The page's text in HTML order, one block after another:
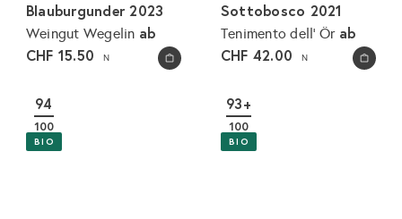
In den Warenkorb legen
Blauburgunder 2023
Weingut Wegelin ab
CHF 15.50
N In den Warenkorb legen
Sottobosco 2021
Tenimento dell' Ör ab
CHF 42.00
N
94
100
BIO
93+
100
BIO